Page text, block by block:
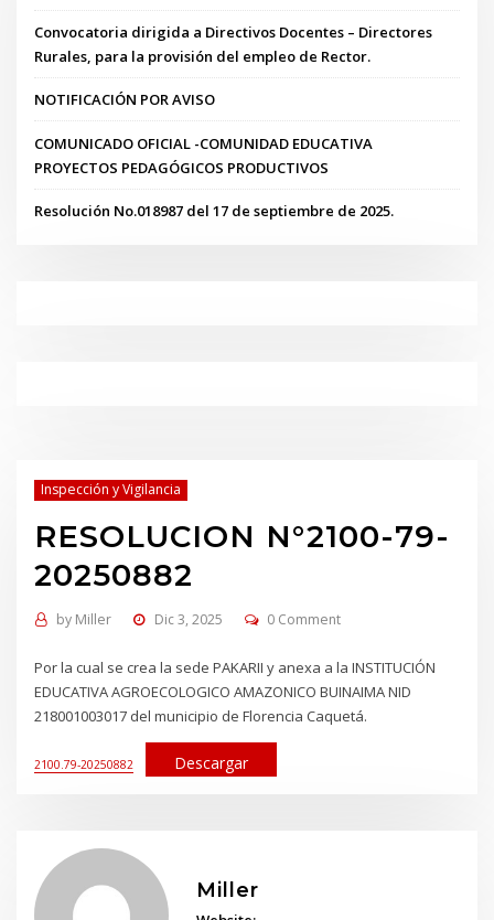
Convocatoria dirigida a Directivos Docentes – Directores
Rurales, para la provisión del empleo de Rector.
NOTIFICACIÓN POR AVISO
COMUNICADO OFICIAL -COMUNIDAD EDUCATIVA
PROYECTOS PEDAGÓGICOS PRODUCTIVOS
Resolución No.018987 del 17 de septiembre de 2025.
Inspección y Vigilancia
RESOLUCION N°2100-79-
20250882
by Miller Dic 3, 2025 0 Comment
Por la cual se crea la sede PAKARII y anexa a la INSTITUCIÓN
EDUCATIVA AGROECOLOGICO AMAZONICO BUINAIMA NID
218001003017 del municipio de Florencia Caquetá.
2100.79-20250882 Descargar
Miller